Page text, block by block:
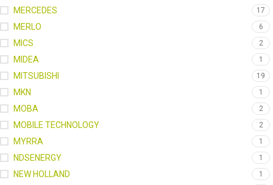
MERCEDES 17
MERLO 6
MICS 2
MIDEA 1
MITSUBISHI 19
MKN 1
MOBA 2
MOBILE TECHNOLOGY 2
MYRRA 1
NDSENERGY 1
NEW HOLLAND 1